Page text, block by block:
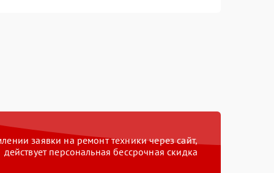
заявки на ремонт техники через сайт,
действует персональная бессрочная скидка